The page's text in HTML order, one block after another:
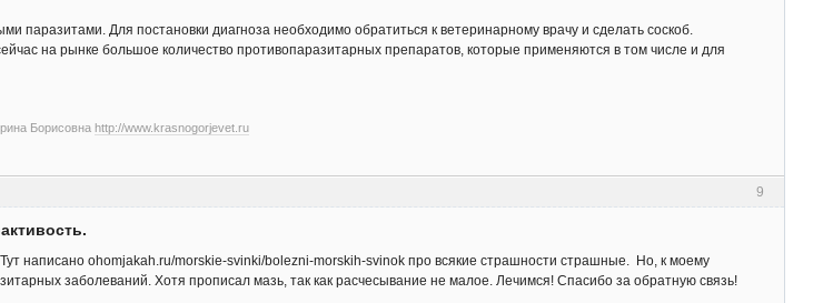
паразитами. Для постановки диагноза необходимо обратиться к ветеринарному врачу и сделать соскоб.
на рынке большое количество противопаразитарных препаратов, которые применяются в том числе и для
Борисовна http://www.krasnogorjevet.ru
9
написано ohomjakah.ru/morskie-svinki/bolezni-morskih-svinok про всякие страшности страшные. Но, к моему
заболеваний. Хотя прописал мазь, так как расчесывание не малое. Лечимся! Спасибо за обратную связь!